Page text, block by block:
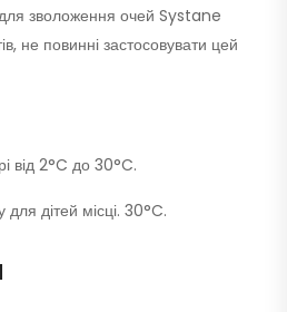
зволоження очей Systane
не повинні застосовувати цей
від 2°C до 30°C.
дітей місці. 30°C.